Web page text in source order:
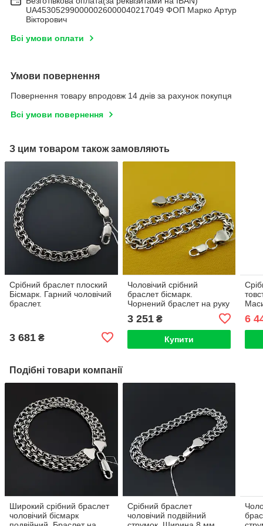
UA453052990000026000040217049 ФОП Марко Артур
Вікторович
Всі умови оплати
Умови повернення
Повернення товару впродовж 14 днів за рахунок покупця
Всі умови повернення
З цим товаром також замовляють
Срібний браслет плоский
Бісмарк. Гарний чоловічий
браслет.
3 681 ₴
Чоловічий срібний
браслет бісмарк.
Чорнений браслет на руку
Срібло 925. Довжина 19
см
3 251₴
Купити
6
Подібні товари компанії
Широкий срібний браслет
чоловічий бісмарк
Срібний браслет
чоловічий подвійний